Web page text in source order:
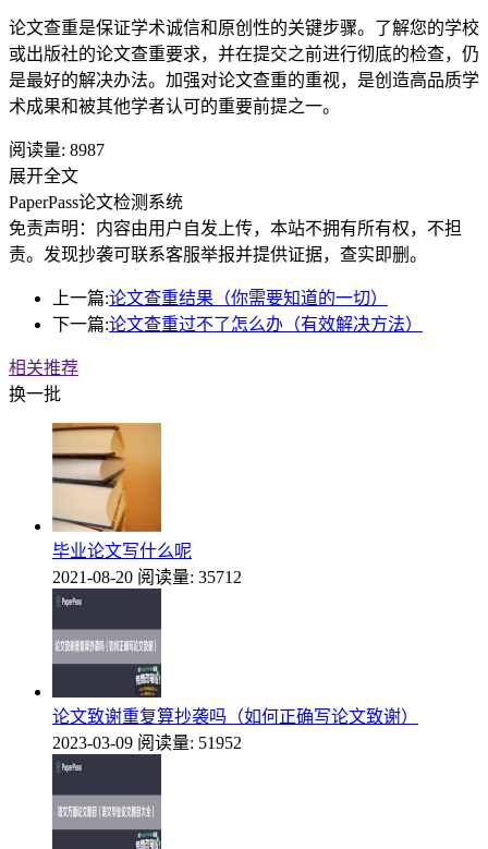
论文查重是保证学术诚信和原创性的关键步骤。了解您的学校
或出版社的论文查重要求，并在提交之前进行彻底的检查，仍
是最好的解决办法。加强对论文查重的重视，是创造高品质学
术成果和被其他学者认可的重要前提之一。
阅读量: 8987
展开全文
PaperPass论文检测系统
免责声明：内容由用户自发上传，本站不拥有所有权，不担
责。发现抄袭可联系客服举报并提供证据，查实即删。
上一篇:论文查重结果（你需要知道的一切）
下一篇:论文查重过不了怎么办（有效解决方法）
相关推荐
换一批
毕业论文写什么呢
2021-08-20 阅读量: 35712
论文致谢重复算抄袭吗（如何正确写论文致谢）
2023-03-09 阅读量: 51952